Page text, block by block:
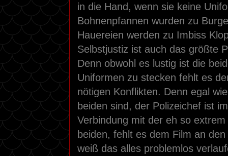
in die Hand, wenn sie keine
Bohnenpfannen wurden zu
Hauereien werden zu Imbiss
Selbstjustiz ist auch das größte
Denn obwohl es lustig ist die
Uniformen zu stecken fehlt es
nötigen Konflikten. Denn egal
beiden sind, der Polizeichef ist
Verbindung mit der eh so
beiden, fehlt es dem Film an
weiß das alles problemlos